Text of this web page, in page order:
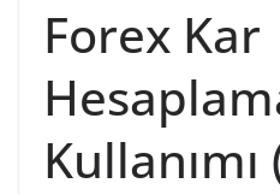
Forex Kar
Kullanımı